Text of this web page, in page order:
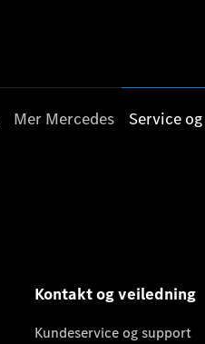
Mer Mercedes Service
Kontakt og veiledning
Kundeservice og support